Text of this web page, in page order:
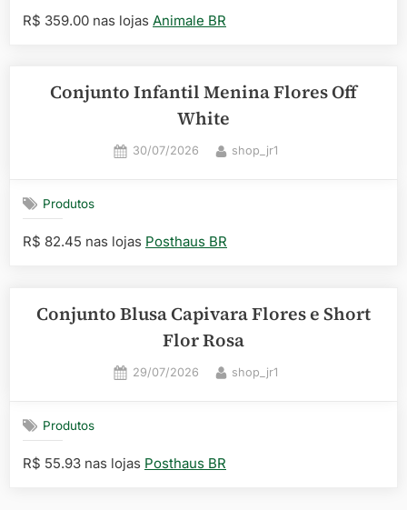
R$ 359.00 nas lojas Animale BR
Conjunto Infantil Menina Flores Off
White
Posted
30/07/2026 By
shop_jr1
Produtos
R$ 82.45 nas lojas Posthaus BR
Conjunto Blusa Capivara Flores e Short
Flor Rosa
Posted
29/07/2026 By
shop_jr1
Produtos
R$ 55.93 nas lojas Posthaus BR